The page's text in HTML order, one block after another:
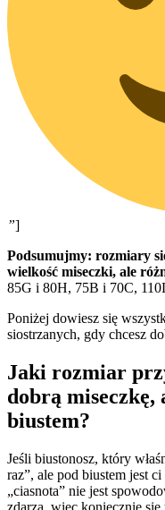
”]
Podsumujmy: rozmiary
wielkość miseczki, ale
85G i 80H, 75B i 70C,
Poniżej dowiesz się
siostrzanych, gdy chcesz
Jaki rozmiar
dobrą miseczkę,
biustem?
Jeśli biustonosz, który
raz”, ale pod biustem jest
„ciasnota” nie jest